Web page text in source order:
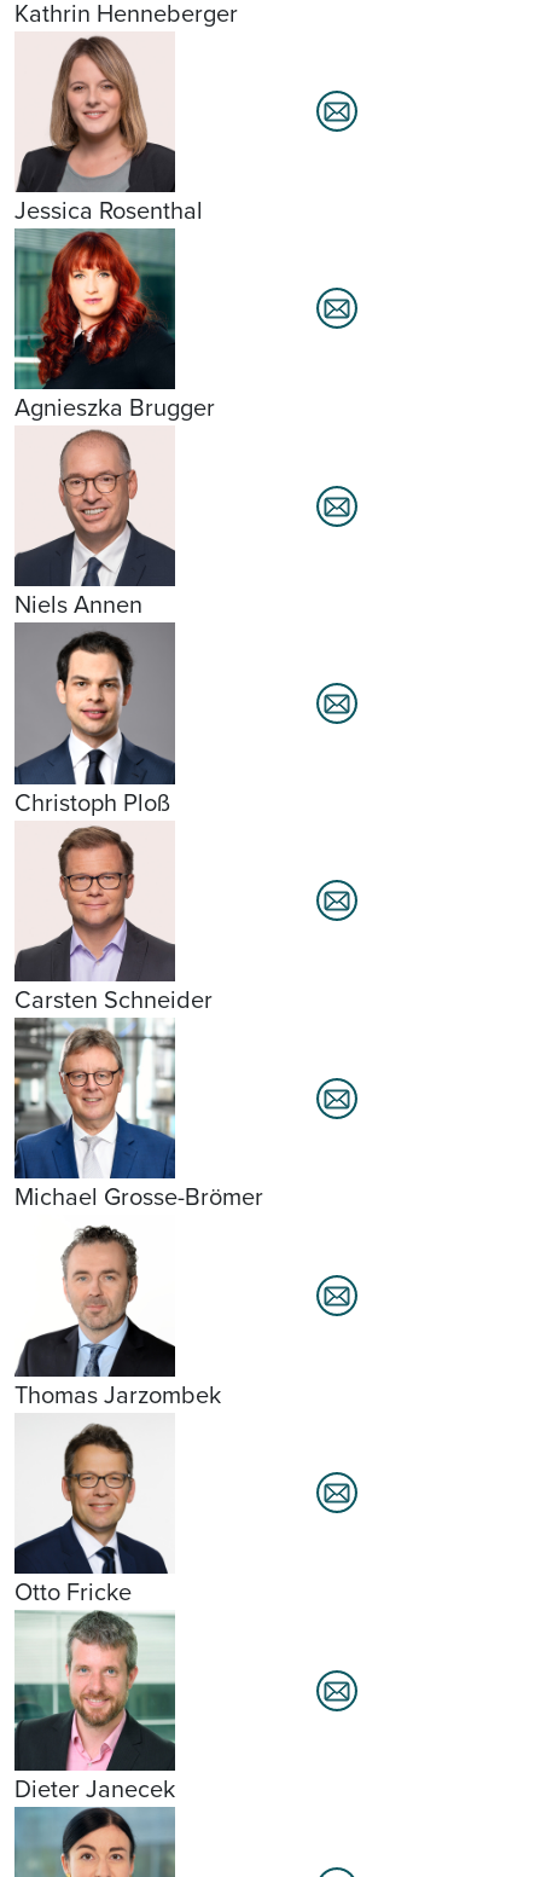
Kathrin Henneberger
Jessica Rosenthal
Agnieszka Brugger
Niels Annen
Christoph Ploß
Carsten Schneider
Michael Grosse-Brömer
Thomas Jarzombek
Otto Fricke
Dieter Janecek